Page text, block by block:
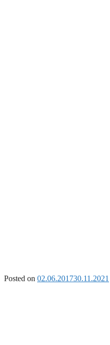
Posted on 02.06.201730.11.2021